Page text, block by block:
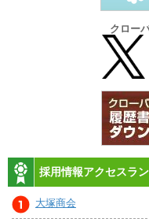
クロー
採用情報アクセスラ
大塚商会